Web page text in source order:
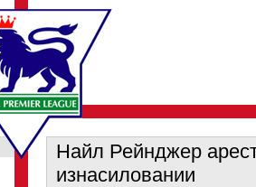
Найл Рейнджер
изнасиловании